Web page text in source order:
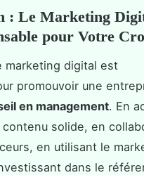
: Le Marketing
pour Votre
marketing digital est
promouvoir une
en management. En
solide, en
en utilisant le
dans le